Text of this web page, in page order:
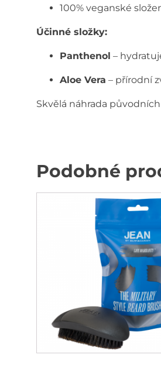
100% veganské
Účinné složky:
Panthenol –
Aloe Vera – přírodní
Skvělá náhrada
Podobné